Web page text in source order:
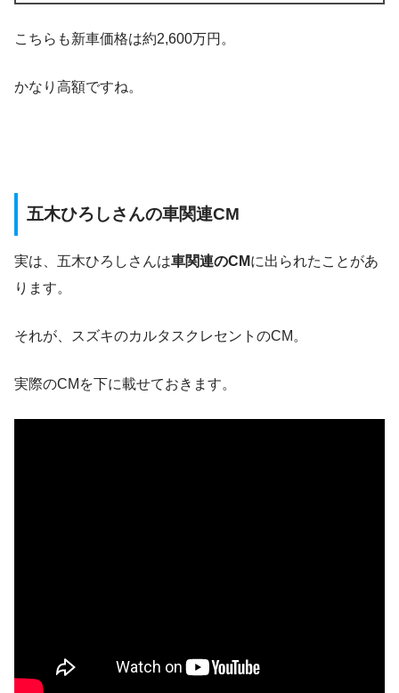
こちらも新車価格は約2,600万円。
かなり高額ですね。
五木ひろしさんの車関連CM
実は、五木ひろしさんは車関連のCMに出られたことがあ
ります。
それが、スズキのカルタスクレセントのCM。
実際のCMを下に載せておきます。